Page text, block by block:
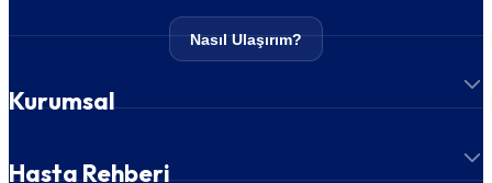
Nasıl Ulaşırım?
Kurumsal
Hasta Rehberi